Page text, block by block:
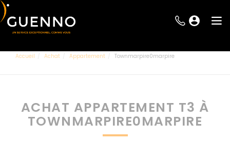
Accueil Achat Appartement Townmarpire0marpire
ACHAT APPARTEMENT T3 À
TOWNMARPIRE0MARPIRE